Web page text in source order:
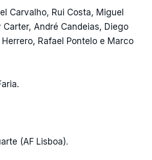
Carvalho, Rui Costa, Miguel
André Candeias, Diego
Rafael Pontelo e Marco
(AF Lisboa).